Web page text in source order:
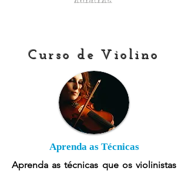
Curso de Violino
Aprenda as Técnicas
Aprenda as técnicas que os violinistas